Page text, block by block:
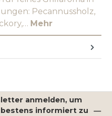
Pecannussholz,
Mehr
anmelden, um
informiert zu